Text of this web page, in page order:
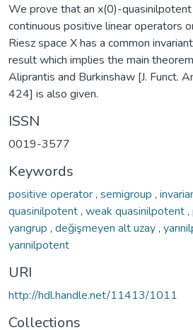
We prove that an x(0)-
continuous positive linear operators
Riesz space X has a common
result which implies the main
Aliprantis and Burkinshaw [J. Funct.
424] is also given.
ISSN
0019-3577
Keywords
positive operator, semigroup ,
quasinilpotent, weak quasinilpotent,
yarıgrup , değişmeyen alt uzay,
yarınilpotent
URI
http://hdl.handle.net/11413/1011
Collections